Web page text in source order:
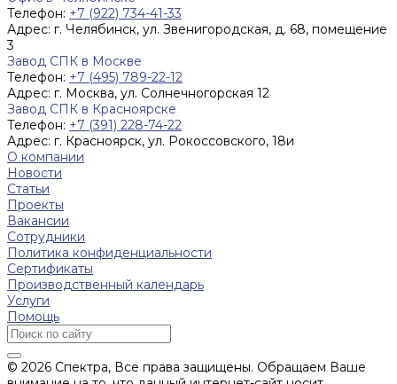
Телефон: +7 (922) 734-41-33
Адрес: г. Челябинск, ул. Звенигородская, д. 68, помещение
3
Завод СПК в Москве
Телефон: +7 (495) 789-22-12
Адрес: г. Москва, ул. Солнечногорская 12
Завод СПК в Красноярске
Телефон: +7 (391) 228-74-22
Адрес: г. Красноярск, ул. Рокоссовского, 18и
О компании
Новости
Статьи
Проекты
Вакансии
Сотрудники
Политика конфиденциальности
Сертификаты
Производственный календарь
Услуги
Помощь
© 2026 Спектра, Все права защищены. Обращаем Ваше